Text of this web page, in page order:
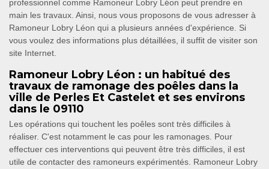
professionnel comme Ramoneur Lobry Léon peut prendre en
main les travaux. Ainsi, nous vous proposons de vous adresser à
Ramoneur Lobry Léon qui a plusieurs années d'expérience. Si
vous voulez des informations plus détaillées, il suffit de visiter son
site Internet.
Ramoneur Lobry Léon : un habitué des
travaux de ramonage des poêles dans la
ville de Perles Et Castelet et ses environs
dans le 09110
Les opérations qui touchent les poêles sont très difficiles à
réaliser. C'est notamment le cas pour les ramonages. Pour
effectuer ces interventions qui peuvent être très difficiles, il est
utile de contacter des ramoneurs expérimentés. Ramoneur Lobry